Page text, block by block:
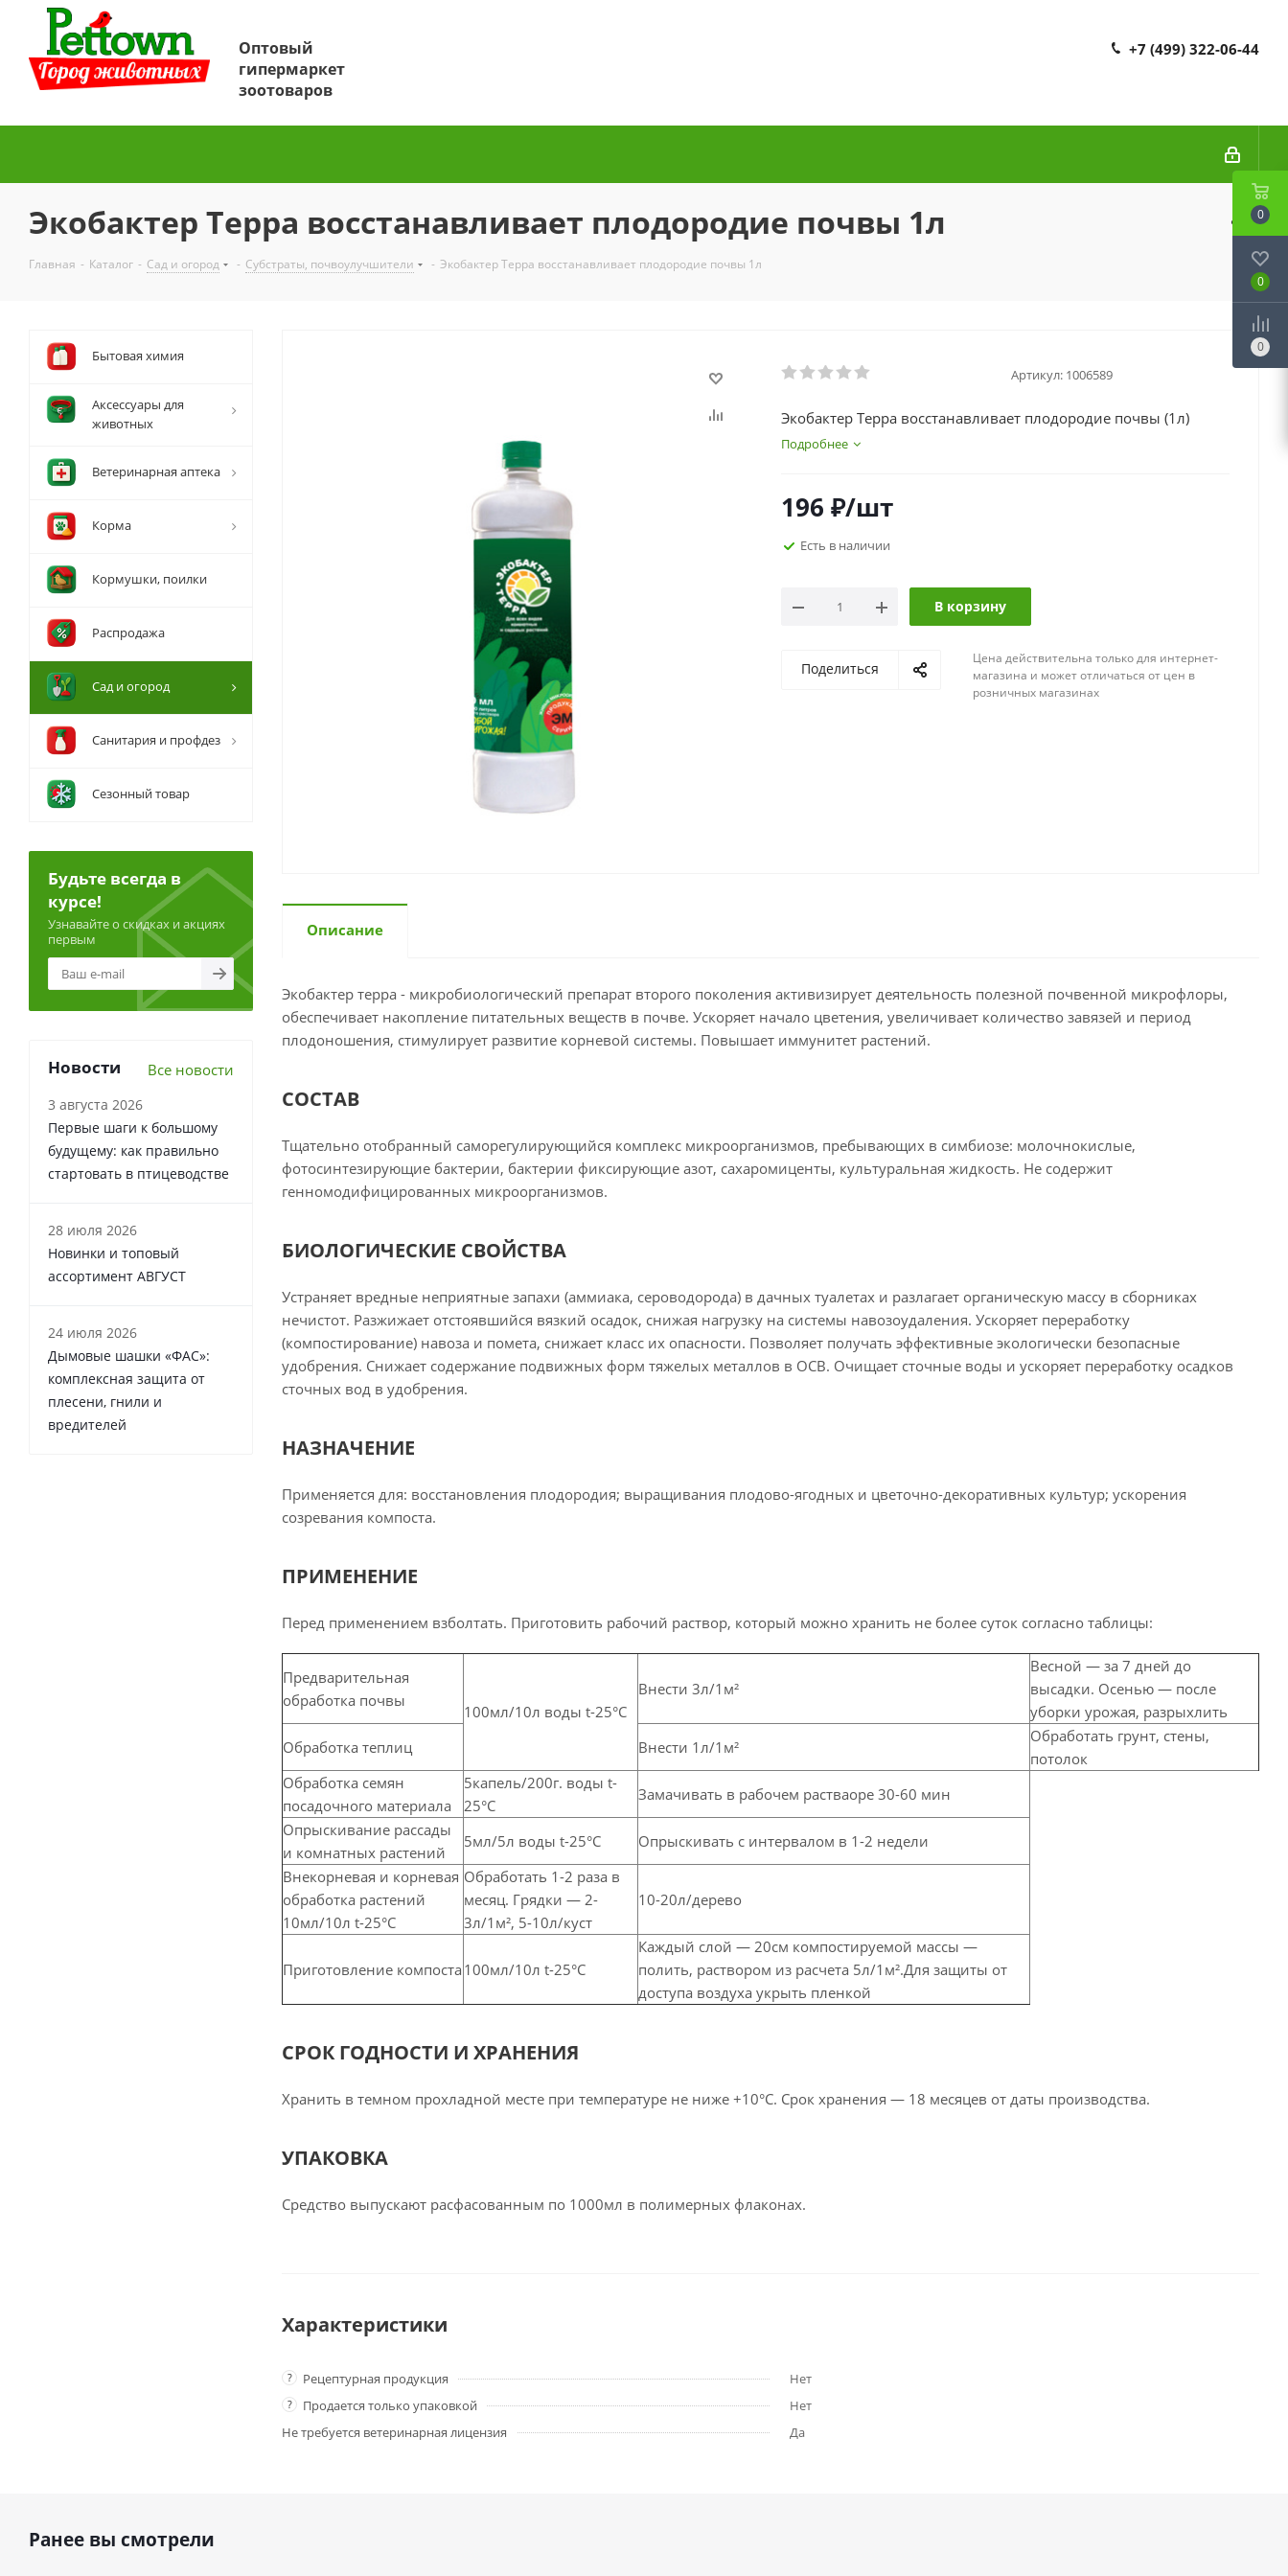
Оптовый
гипермаркет
зоотоваров
+7 (499) 322-06-44
Экобактер Терра восстанавливает плодородие почвы 1л
Главная - Каталог - Сад и огород - Субстраты, почвоулучшители - Экобактер Терра восстанавливает плодородие почвы 1л
Артикул: 1006589
Экобактер Терра восстанавливает плодородие почвы (1л)
Подробнее
196 ₽/шт
Есть в наличии
В корзину
Поделиться
Цена действительна только для интернет-
магазина и может отличаться от цен в
розничных магазинах
Описание
Экобактер терра - микробиологический препарат второго поколения активизирует деятельность полезной почвенной микрофлоры,
обеспечивает накопление питательных веществ в почве. Ускоряет начало цветения, увеличивает количество завязей и период
плодоношения, стимулирует развитие корневой системы. Повышает иммунитет растений.
СОСТАВ
Тщательно отобранный саморегулирующийся комплекс микроорганизмов, пребывающих в симбиозе: молочнокислые,
фотосинтезирующие бактерии, бактерии фиксирующие азот, сахаромиценты, культуральная жидкость. Не содержит
генномодифицированных микроорганизмов.
БИОЛОГИЧЕСКИЕ СВОЙСТВА
Устраняет вредные неприятные запахи (аммиака, сероводорода) в дачных туалетах и разлагает органическую массу в сборниках
нечистот. Разжижает отстоявшийся вязкий осадок, снижая нагрузку на системы навозоудаления. Ускоряет переработку
(компостирование) навоза и помета, снижает класс их опасности. Позволяет получать эффективные экологически безопасные
удобрения. Снижает содержание подвижных форм тяжелых металлов в ОСВ. Очищает сточные воды и ускоряет переработку осадков
сточных вод в удобрения.
НАЗНАЧЕНИЕ
Применяется для: восстановления плодородия; выращивания плодово-ягодных и цветочно-декоративных культур; ускорения
созревания компоста.
ПРИМЕНЕНИЕ
Перед применением взболтать. Приготовить рабочий раствор, который можно хранить не более суток согласно таблицы:
Предварительная
обработка почвы
100мл/10л воды t-25°С
Внести 3л/1м²
Весной — за 7 дней до
высадки. Осенью — после
уборки урожая, разрыхлить
Обработка теплиц
Внести 1л/1м²
Обработать грунт, стены,
потолок
Обработка семян
посадочного материала
5капель/200г. воды t-
25°С
Замачивать в рабочем растваоре 30-60 мин
Опрыскивание рассады
и комнатных растений
5мл/5л воды t-25°С
Опрыскивать с интервалом в 1-2 недели
Внекорневая и корневая
обработка растений
10мл/10л t-25°С
Обработать 1-2 раза в
месяц. Грядки — 2-
3л/1м², 5-10л/куст
10-20л/дерево
Приготовление компоста 100мл/10л t-25°С
Каждый слой — 20см компостируемой массы —
полить, раствором из расчета 5л/1м².Для защиты от
доступа воздуха укрыть пленкой
СРОК ГОДНОСТИ И ХРАНЕНИЯ
Хранить в темном прохладной месте при температуре не ниже +10°С. Срок хранения — 18 месяцев от даты производства.
УПАКОВКА
Средство выпускают расфасованным по 1000мл в полимерных флаконах.
Характеристики
? Рецептурная продукция Нет
? Продается только упаковкой
Нет
Не требуется ветеринарная лицензия
Да
Бытовая химия
Аксессуары для
животных
Ветеринарная аптека
Корма
Кормушки, поилки
Распродажа
Сад и огород
Санитария и профдез
Сезонный товар
Будьте всегда в
курсе!
Узнавайте о скидках и акциях
первым
Новости Все новости
3 августа 2026
Первые шаги к большому
будущему: как правильно
стартовать в птицеводстве
28 июля 2026
Новинки и топовый
ассортимент АВГУСТ
24 июля 2026
Дымовые шашки «ФАС»:
комплексная защита от
плесени, гнили и
вредителей
Ранее вы смотрели
0
0
0